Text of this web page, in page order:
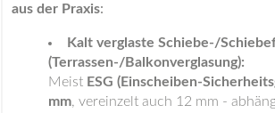
aus der Praxis:
Kalt verglaste Schiebe-/
(Terrassen-/Balkonverglasung):
Meist ESG (Einscheiben-
mm, vereinzelt auch 12 mm -